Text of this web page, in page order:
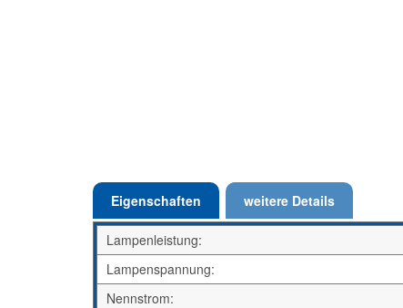
Eigenschaften weitere Details
Lampenleistung:
Lampenspannung:
Nennstrom: